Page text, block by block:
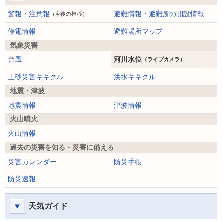
警報・注意報 （今後の推移） 避難情報・避難所の開設情報
停電情報
避難場所マップ
気象災害
台風
河川水位 （ライブカメラ）
土砂災害キキクル
洪水キキクル
地震・津波
地震情報
津波情報
火山噴火
火山情報
過去の災害を知る・災害に備える
災害カレンダー
防災手帳
防災速報
天気ガイド